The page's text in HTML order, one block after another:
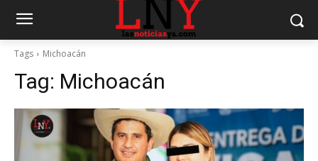
Tags Michoacán
Tag: Michoacán